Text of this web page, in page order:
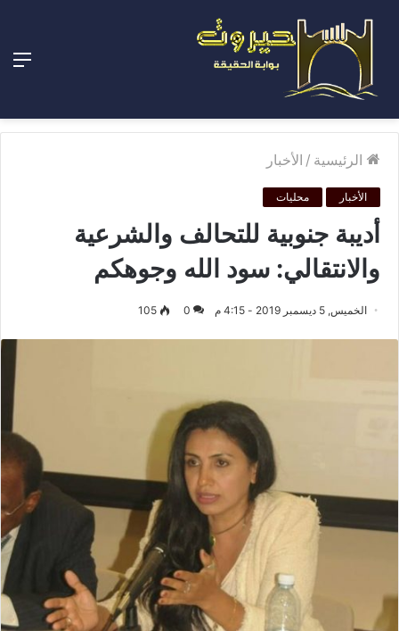
الرئيسية / الأخبار
الأخبار محليات
أديبة جنوبية للتحالف والشرعية
والانتقالي: سود الله وجوهكم
الخميس, 5 ديسمبر 2019 - 4:15 م 0
105